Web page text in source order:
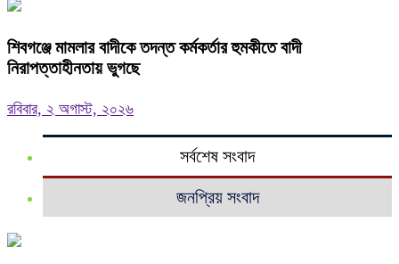
শিবগঞ্জে মামলার বাদীকে তদন্ত কর্মকর্তার হুমকীতে বাদী
নিরাপত্তাহীনতায় ভুগছে
রবিবার, ২ অগাস্ট, ২০২৬
সর্বশেষ সংবাদ
জনপ্রিয় সংবাদ